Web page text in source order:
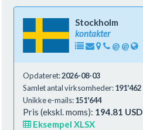
Stockholm
kontakter
@ @
Opdateret:2026-08-03
Samlet antal virksomheder:191'462
Unikke e-mails:151'644
Pris (ekskl. moms): 194.81 USD
Eksempel XLSX